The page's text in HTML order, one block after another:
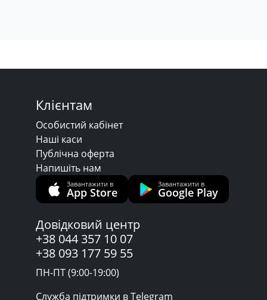
Клієнтам
Особистий кабінет
Наші каси
Публічна оферта
Напишіть нам
Завантажити в
App Store
Завантажити в
Google Play
Довідковий центр
+38 044 357 10 07
+38 093 177 59 55
ПН-ПТ (9:00-19:00)
Служба підтримки в Telegram